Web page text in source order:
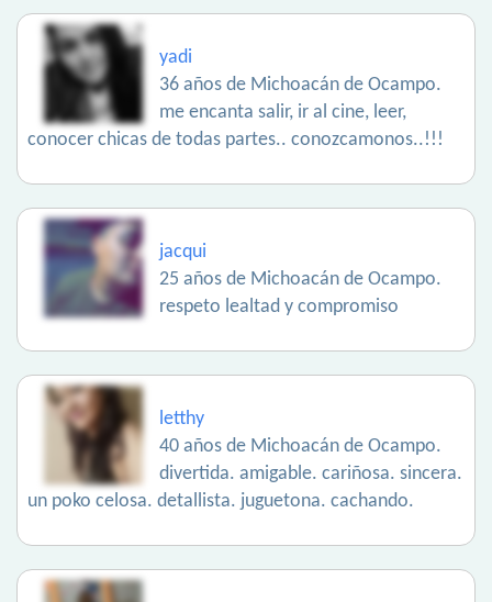
yadi
36 años de Michoacán de Ocampo.
me encanta salir, ir al cine, leer,
conocer chicas de todas partes.. conozcamonos..!!!
jacqui
25 años de Michoacán de Ocampo.
respeto lealtad y compromiso
letthy
40 años de Michoacán de Ocampo.
divertida. amigable. cariñosa. sincera.
un poko celosa. detallista. juguetona. cachando.